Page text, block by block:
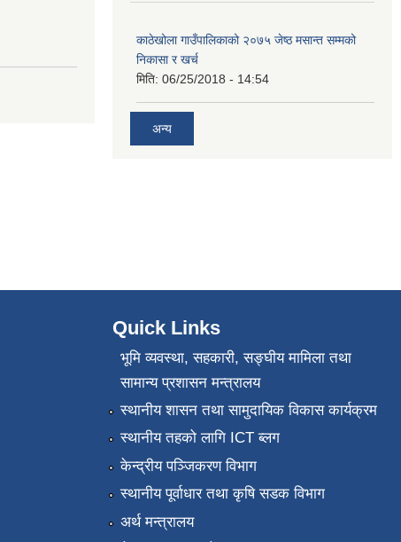
काठेखोला गाउँपालिकाको २०७५ जेष्ठ मसान्त सम्मको
निकासा र खर्च
मिति: 06/25/2018 - 14:54
अन्य
Quick Links
भूमि व्यवस्था, सहकारी, सङ्‍घीय मामिला तथा
सामान्य प्रशासन मन्त्रालय
स्थानीय शासन तथा सामुदायिक विकास कार्यक्रम
स्थानीय तहको लागि ICT ब्लग
केन्द्रीय पञ्जिकरण विभाग
स्थानीय पूर्वाधार तथा कृषि सडक विभाग
अर्थ मन्त्रालय